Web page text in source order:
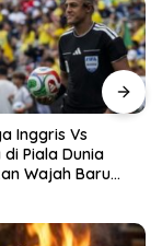
Transfer Aqil
Bandung ke Macan